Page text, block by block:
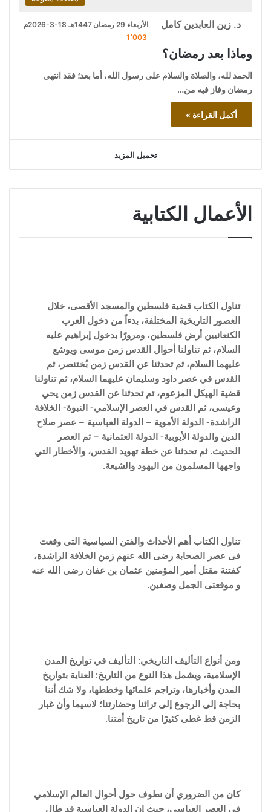
د. زين العابدين كامل
الأربعاء 29 رمضان 1447هـ 18-3-2026م
1٬003
وماذا بعد رمضان؟
الحمد لله، والصلاة والسلام على رسول الله، أما بعد؛ فقد انتهى
رمضان وفاز فيه من…
أكمل القراءة »
تحميل المزيد
الأعمال الكتابية
تناول الكتاب قضية فلسطين والمسجد الأقصى، خلال
العصور التاريخية المختلفة، بدءاً من دخول العرب
الكنعانيين أرض فلسطين، ومرورًا بدخول إبراهيم عليه
السلام، ثم تناولنا أحوال القدس زمن موسى ويوشع
عليهما السلام، ثم تحدثنا عن القدس زمن بُختنصر، ثم
القدس في عصر داود وسليمان عليهما السلام، ثم تناولنا
قضية الهيكل المزعوم، تم تحدثنا عن القدس زمن يحي
وعيسى، ثم القدس في العصر الإسلامي- النبوة- الخلافة
الراشدة- الدولة الأموية – الدولة العباسية – عصر صلاح
الدين والدولة الأيوبية- الدولة العثمانية – ثم العصر
الحديث. ثم تحدثنا عن خطة تهويد القدس، والأخطار التي
واجهها المسلمون من اليهود والشيعة.
تناول الكتاب أهم الأحداث والفتن ا لسياسية التى وقعت
فى عصر الصحابة رضى الله عنهم زمن الخلافة الراشدة،
كفتنة مقتل أمير المؤمنين عثمان بن عفان رضى الله عنه
و موقعتى الجمل وصفين.
ومن أنواع التأليف التاريخي: التأليف في تواريخ المدن
الإسلامية، ويشمل هذا النوع من التاريخ: العناية بتواريخ
المدن وأخبارها، وتراجم علمائها وخططها، ولا شك أننا
بحاجة إلى الرجوع إلى تراثنا وحضارتنا؛ لاسيما وأن غبار
الزمن قط غطى كثيرًا من تاريخ أمتنا.
كان من الضروري أن نطوف حول أحوال العالم الإسلامي
في العصر العباسي، حيث إن الدولة العباسية قد طال